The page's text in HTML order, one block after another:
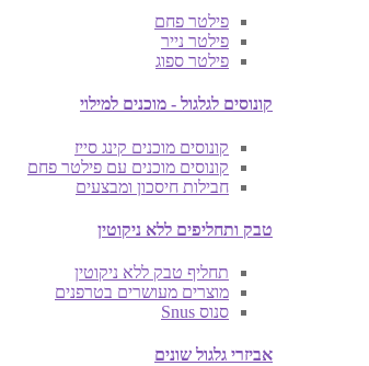
פילטר פחם
פילטר נייר
פילטר ספוג
קונוסים לגלגול - מוכנים למילוי
קונוסים מוכנים קינג סייז
קונוסים מוכנים עם פילטר פחם
חבילות חיסכון ומבצעים
טבק ותחליפים ללא ניקוטין
תחליף טבק ללא ניקוטין
מוצרים מעושרים בטרפנים
סנוס Snus
אביזרי גלגול שונים